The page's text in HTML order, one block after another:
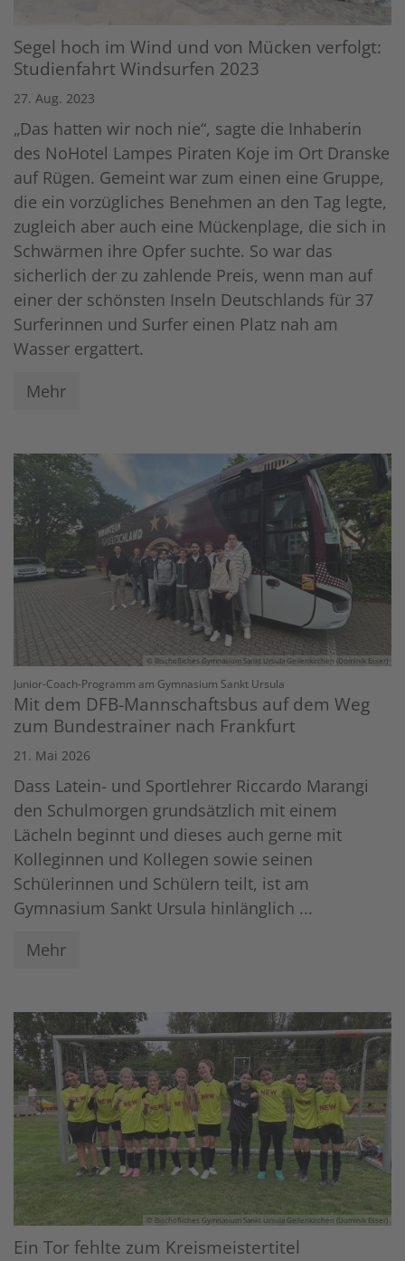
Segel hoch im Wind und von Mücken verfolgt:
Studienfahrt Windsurfen 2023
27. Aug. 2023
„Das hatten wir noch nie“, sagte die Inhaberin
des NoHotel Lampes Piraten Koje im Ort Dranske
auf Rügen. Gemeint war zum einen eine Gruppe,
die ein vorzügliches Benehmen an den Tag legte,
zugleich aber auch eine Mückenplage, die sich in
Schwärmen ihre Opfer suchte. So war das
sicherlich der zu zahlende Preis, wenn man auf
einer der schönsten Inseln Deutschlands für 37
Surferinnen und Surfer einen Platz nah am
Wasser ergattert.
Mehr
© Bischöfliches Gymnasium Sankt Ursula Geilenkirchen (Dominik Esser)
Junior-Coach-Programm am Gymnasium Sankt Ursula
Mit dem DFB-Mannschaftsbus auf dem Weg
zum Bundestrainer nach Frankfurt
21. Mai 2026
Dass Latein- und Sportlehrer Riccardo Marangi
den Schulmorgen grundsätzlich mit einem
Lächeln beginnt und dieses auch gerne mit
Kolleginnen und Kollegen sowie seinen
Schülerinnen und Schülern teilt, ist am
Gymnasium Sankt Ursula hinlänglich ...
Mehr
© Bischöfliches Gymnasium Sankt Ursula Geilenkirchen (Dominik Esser)
Ein Tor fehlte zum Kreismeistertitel